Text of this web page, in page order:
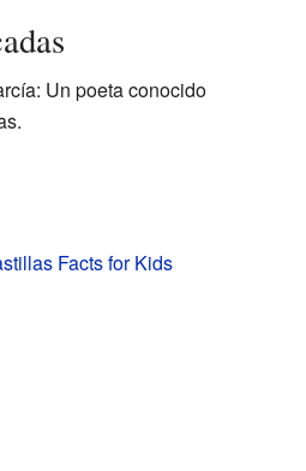
Un poeta conocido
Facts for Kids